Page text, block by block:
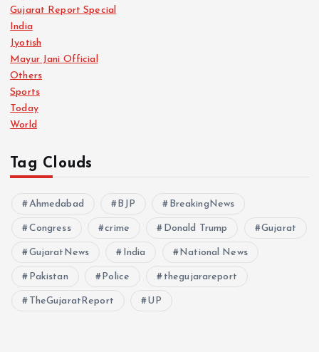
Gujarat Report Special
India
Jyotish
Mayur Jani Official
Others
Sports
Today
World
Tag Clouds
Ahmedabad BJP BreakingNews
Congress crime Donald Trump Gujarat
GujaratNews India National News
Pakistan Police thegujarareport
TheGujaratReport UP